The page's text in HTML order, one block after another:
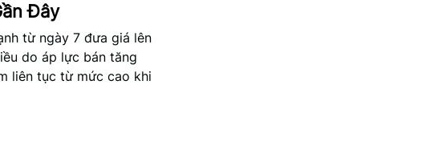
Đây
từ ngày 7 đưa giá lên
do áp lực bán tăng
liên tục từ mức cao khi